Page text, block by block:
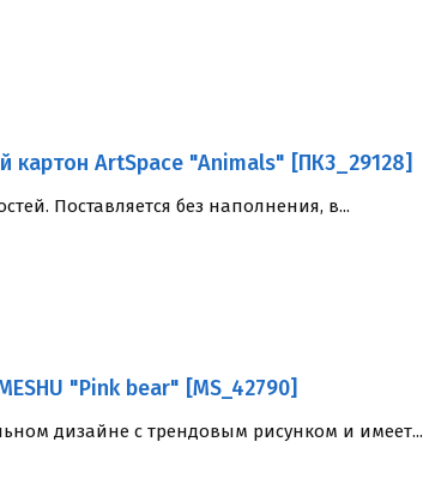
картон ArtSpace "Animals" [ПК3_29128]
Поставляется без наполнения, в...
"Pink bear" [MS_42790]
дизайне с трендовым рисунком и имеет...